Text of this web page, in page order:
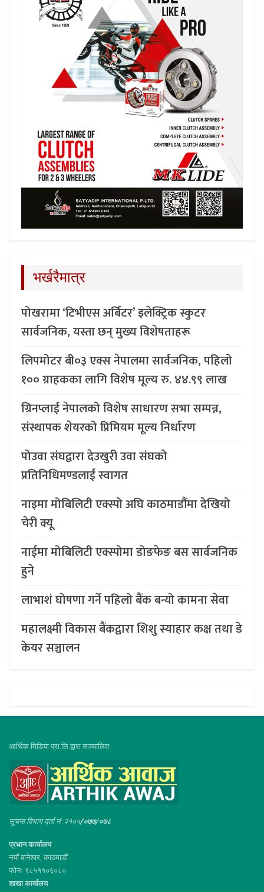
भर्खरैमात्र
पोखरामा ‘टिभीएस अर्बिटर’ इलेक्ट्रिक स्कुटर
सार्वजनिक, यस्ता छन् मुख्य विशेषताहरू
लिपमोटर बी०३ एक्स नेपालमा सार्वजनिक, पहिलो
१०० ग्राहकका लागि विशेष मूल्य रु. ४४.९९ लाख
ग्रिनप्लाई नेपालको विशेष साधारण सभा सम्पन्न,
संस्थापक शेयरको प्रिमियम मूल्य निर्धारण
पोउवा संघद्वारा देउखुरी उवा संघको
प्रतिनिधिमण्डलाई स्वागत
नाइमा मोबिलिटी एक्स्पो अघि काठमाडौंमा देखियो
चेरी क्यू
नाईमा मोबिलिटी एक्स्पोमा डोङफेङ बस सार्वजनिक
हुने
लाभाशं घोषणा गर्ने पहिलो बैंक बन्यो कामना सेवा
महालक्ष्मी विकास बैंकद्वारा शिशु स्याहार कक्ष तथा डे
केयर सञ्चालन
आर्थिक मिडिया प्रा.लि.द्वारा सञ्चालित
सूचना विभाग दर्ता नं :२१०५/०७७/०७८
प्रधान कार्यालय
नयाँ बानेश्वर, काठमाडौं
फोनः ९८५११०६०८०
शाखा कार्यालय